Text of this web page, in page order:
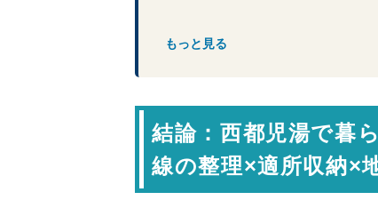
収納は「量」より「位置」で
西都児湯で選ばれる間取り
失敗しない間取り設計の考
もっと見る
結論：西都児湯で暮
線の整理×適所収納×